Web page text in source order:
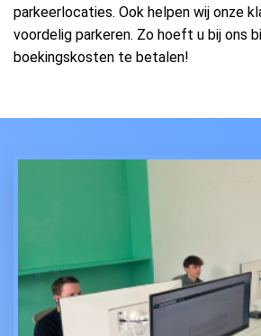
parkeerlocaties. Ook helpen wij onze
voordelig parkeren. Zo hoeft u bij ons
boekingskosten te betalen!